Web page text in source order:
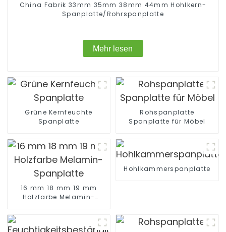
China Fabrik 33mm 35mm 38mm 44mm Hohlkern-
Spanplatte/Rohrspanplatte
Mehr lesen
Grüne Kernfeuchte
Spanplatte
Rohspanplatte
Spanplatte für Möbel
16 mm 18 mm 19 mm
Holzfarbe Melamin-
Hohlkammerspanplatte